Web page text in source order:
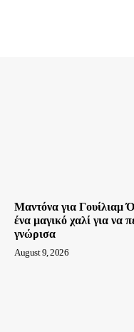
Μαντόνα για Γουίλιαμ
ένα μαγικό χαλί για να
γνώρισα
August 9, 2026